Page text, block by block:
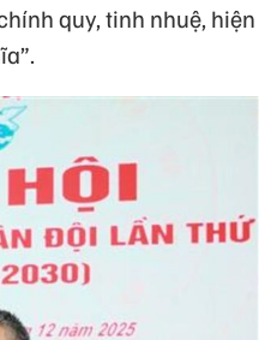
quy, tinh nhuệ, hiện